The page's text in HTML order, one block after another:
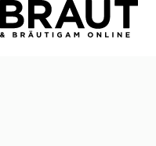
Alles, was ihr über den